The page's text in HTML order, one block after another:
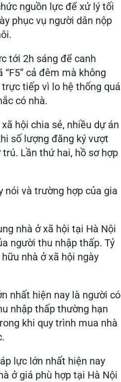
nguồn lực để xử lý tối
phục vụ người dân nộp
tới 2h sáng để canh
cả đêm mà không
tiếp vì lo hệ thống quá
có nhà.
hội chia sẻ, nhiều dự án
số lượng đăng ký vượt
Lần thứ hai, hồ sơ hợp
nói và trường hợp của gia
nhà ở xã hội tại Hà Nội
người thu nhập thấp. Tỷ
nhà ở xã hội ngày
nhất hiện nay là người có
nhập thấp thường hạn
khi quy trình mua nhà
lực lớn nhất hiện nay
ở giá phù hợp tại Hà Nội